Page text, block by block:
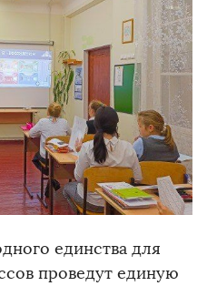
единства для
проведут единую